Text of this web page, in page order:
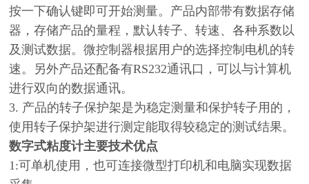
按一下确认键即可开始测量。产品内部带有数据存储
器，存储产品的量程，默认转子、转速、各种系数以
及测试数据。微控制器根据用户的选择控制电机的转
速。另外产品还配备有RS232通讯口，可以与计算机
进行双向的数据通讯。
3. 产品的转子保护架是为稳定测量和保护转子用的，
使用转子保护架进行测定能取得较稳定的测试结果。
数字式粘度计主要技术优点
1:可单机使用，也可连接微型打印机和电脑实现数据